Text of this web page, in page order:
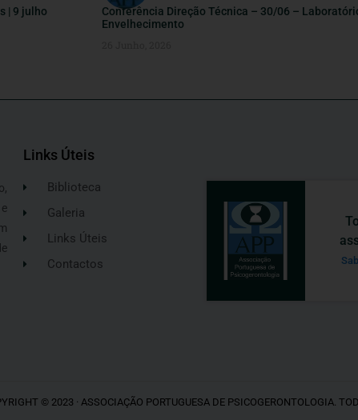
| 9 julho
Conferência Direção Técnica – 30/06 –
Envelhecimento
Links Úteis
Biblioteca
Galeria
Links Úteis
Contactos
© 2023 · ASSOCIAÇÃO PORTUGUESA DE PSICOGERONTOLOGIA.